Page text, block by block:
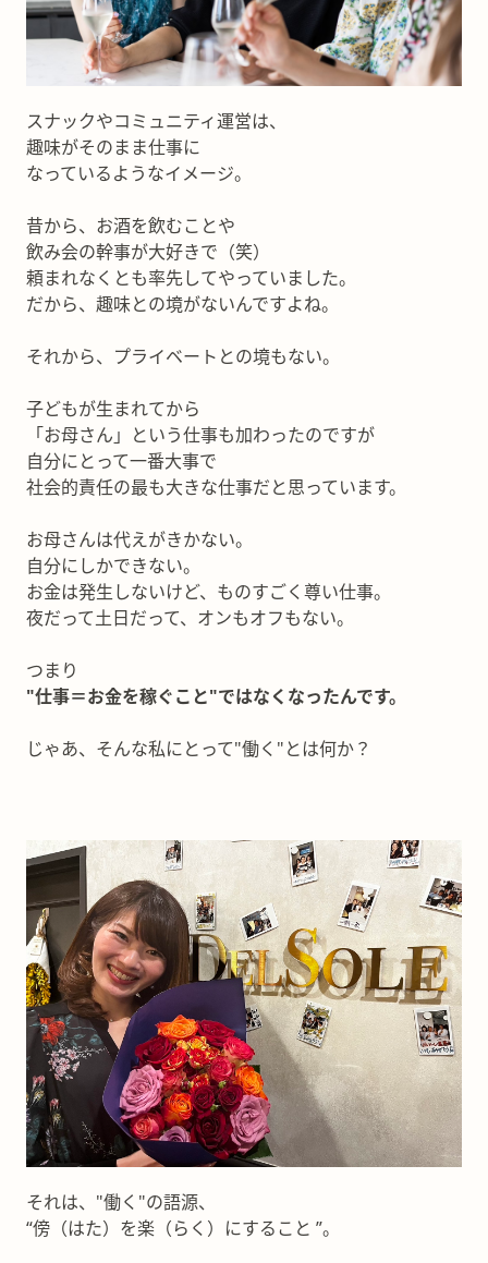
スナックやコミュニティ運営は、
趣味がそのまま仕事に
なっているようなイメージ。
昔から、お酒を飲むことや
飲み会の幹事が大好きで（笑）
頼まれなくとも率先してやっていました。
だから、趣味との境がないんですよね。
それから、プライベートとの境もない。
子どもが生まれてから
「お母さん」という仕事も加わったのですが
自分にとって一番大事で
社会的責任の最も大きな仕事だと思っています。
お母さんは代えがきかない。
自分にしかできない。
お金は発生しないけど、ものすごく尊い仕事。
夜だって土日だって、オンもオフもない。
つまり
"仕事＝お金を稼ぐこと"ではなくなったんです。
じゃあ、そんな私にとって"働く"とは何か？
それは、"働く"の語源、
“傍（はた）を楽（らく）にすること ”。